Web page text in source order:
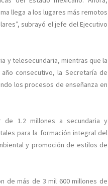
llega a los lugares más remotos
subrayó el jefe del Ejecutivo
y telesecundaria, mientras que la
consecutivo, la Secretaría de
los procesos de enseñanza en
de 1.2 millones a secundaria y
para la formación integral del
y promoción de estilos de
de más de 3 mil 600 millones de